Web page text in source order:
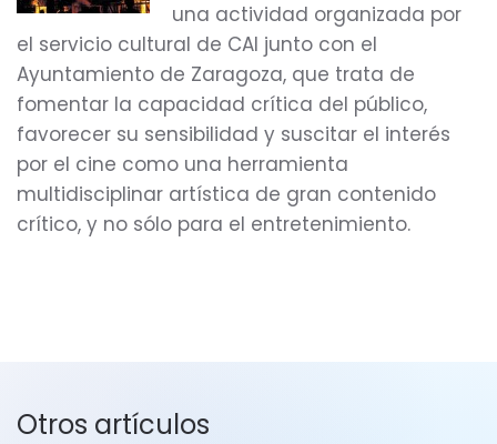
una actividad organizada por
el servicio cultural de CAI junto con el
Ayuntamiento de Zaragoza, que trata de
fomentar la capacidad crítica del público,
favorecer su sensibilidad y suscitar el interés
por el cine como una herramienta
multidisciplinar artística de gran contenido
crítico, y no sólo para el entretenimiento.
Otros artículos